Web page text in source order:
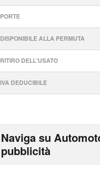
PORTE
DISPONIBILE ALLA PERMUTA
RITIRO DELL'USATO
IVA DEDUCIBILE
Naviga su
pubblicità